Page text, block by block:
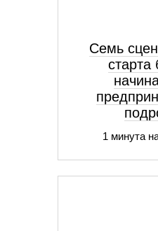
Семь
старта
1 минута